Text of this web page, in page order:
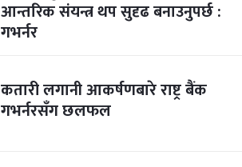
आन्तरिक संयन्त्र थप सुदृढ बनाउनुपर्छ :
गभर्नर
कतारी लगानी आकर्षणबारे राष्ट्र बैंक
गभर्नरसँग छलफल